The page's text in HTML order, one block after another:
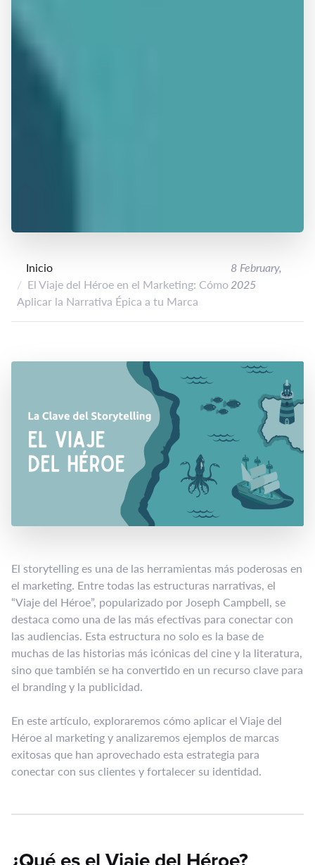
Inicio
El Viaje del Héroe en el Marketing: Cómo
Aplicar la Narrativa Épica a tu Marca
8 February,
2025
El storytelling es una de las herramientas más poderosas en
el marketing. Entre todas las estructuras narrativas, el
“Viaje del Héroe”, popularizado por Joseph Campbell, se
destaca como una de las más efectivas para conectar con
las audiencias. Esta estructura no solo es la base de
muchas de las historias más icónicas del cine y la literatura,
sino que también se ha convertido en un recurso clave para
el branding y la publicidad.
En este artículo, exploraremos cómo aplicar el Viaje del
Héroe al marketing y analizaremos ejemplos de marcas
exitosas que han aprovechado esta estrategia para
conectar con sus clientes y fortalecer su identidad.